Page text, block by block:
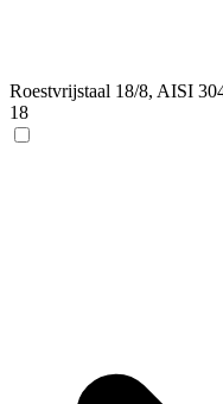
Roestvrijstaal 18/8, AISI
18